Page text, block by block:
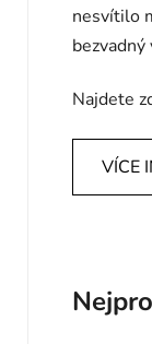
nesvítilo
bezvadný
Najdete
VÍCE